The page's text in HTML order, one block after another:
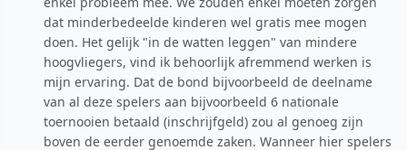
dat minderbedeelde kinderen wel gratis mee mogen
doen. Het gelijk "in de watten leggen" van mindere
hoogvliegers, vind ik behoorlijk afremmend werken is
mijn ervaring. Dat de bond bijvoorbeeld de deelname
van al deze spelers aan bijvoorbeeld 6 nationale
toernooien betaald (inschrijfgeld) zou al genoeg zijn
boven de eerder genoemde zaken. Wanneer hier spelers